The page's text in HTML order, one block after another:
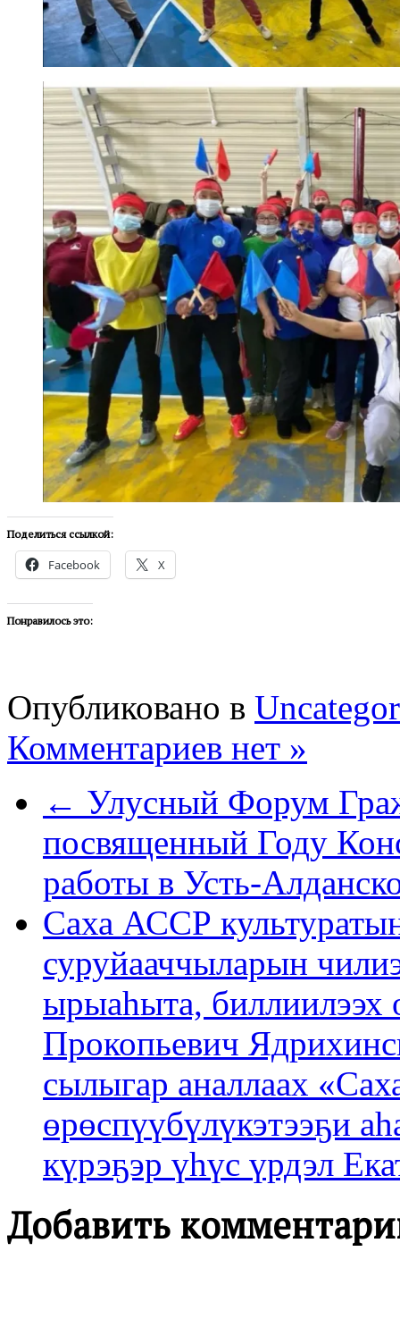
Поделиться ссылкой:
Facebook X
Понравилось это:
Опубликовано в
Комментариев нет »
← Улусный Форум
посвященный Году
работы в Усть-
Саха АССР
суруйааччыларын
ырыаһыта,
Прокопьевич
сылыгар аналлаах
өрөспүүбүлүкэтээҕи
күрэҕэр үһүс үрдэл
Добавить